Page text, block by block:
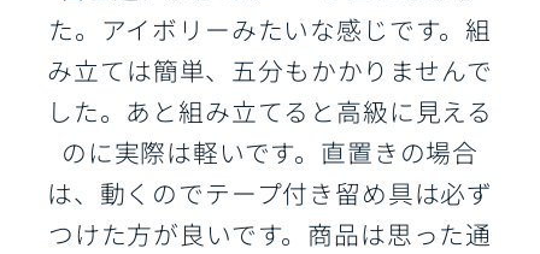
た。アイボリーみたいな感じです。組
み立ては簡単、五分もかかりませんで
した。あと組み立てると高級に見える
のに実際は軽いです。直置きの場合
は、動くのでテープ付き留め具は必ず
つけた方が良いです。商品は思った通